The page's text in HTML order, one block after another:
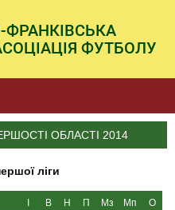
ФРАНКІВСЬКА
ФУТБОЛУ
ОБЛАСТІ 2014
ліги
В Н П Мз Мп О